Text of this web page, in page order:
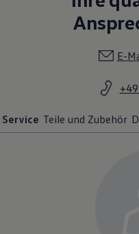
E-
Service Teile und Zubehör